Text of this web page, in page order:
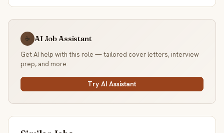
☕ AI Job Assistant
Get AI help with this role — tailored cover letters, interview
prep, and more.
Try AI Assistant